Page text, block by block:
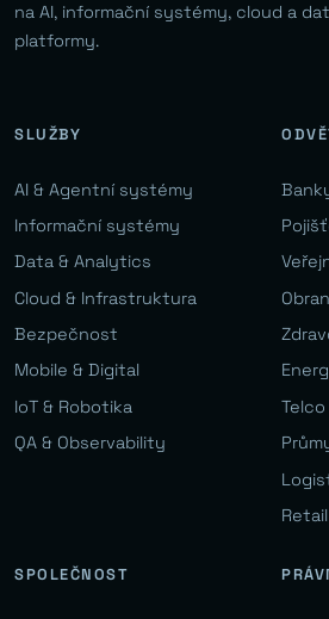
na AI, informační systémy, cloud a
platformy.
SLUŽBY
AI & Agentní systémy
Informační systémy
Data & Analytics
Cloud & Infrastruktura
Bezpečnost
Mobile & Digital
IoT & Robotika
QA & Observability
Telco
SPOLEČNOST